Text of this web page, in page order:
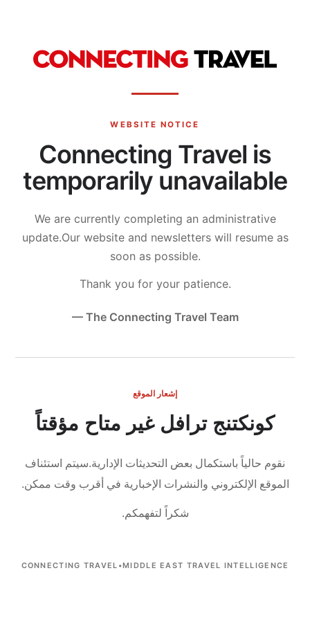
WEBSITE NOTICE
Connecting Travel is
temporarily unavailable
We are currently completing an administrative
update.Our website and newsletters will resume as
soon as possible.
Thank you for your patience.
— The Connecting Travel Team
إشعار الموقع
كونكتنج ترافل غير متاح مؤقتاً
نقوم حالياً باستكمال بعض التحديثات الإدارية.سيتم استئناف
الموقع الإلكتروني والنشرات الإخبارية في أقرب وقت ممكن.
شكراً لتفهمكم.
CONNECTING TRAVEL •MIDDLE EAST TRAVEL INTELLIGENCE